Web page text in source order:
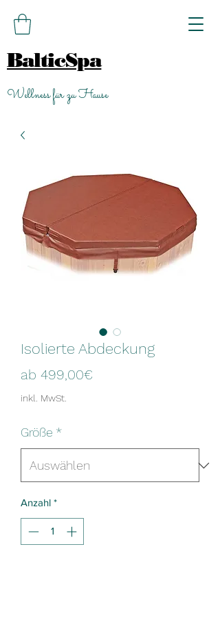
Wellness für zu Hause
BalticSpa
Isolierte Abdeckung
ab 499,00€
inkl. MwSt.
Größe *
Anzahl *